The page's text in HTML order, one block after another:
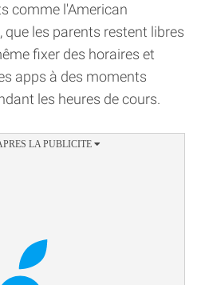
comme l'American
les parents restent libres
fixer des horaires et
apps à des moments
les heures de cours.